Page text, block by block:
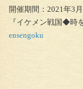
開催期間：2021年3
『イケメン戦国◆時
ensengoku